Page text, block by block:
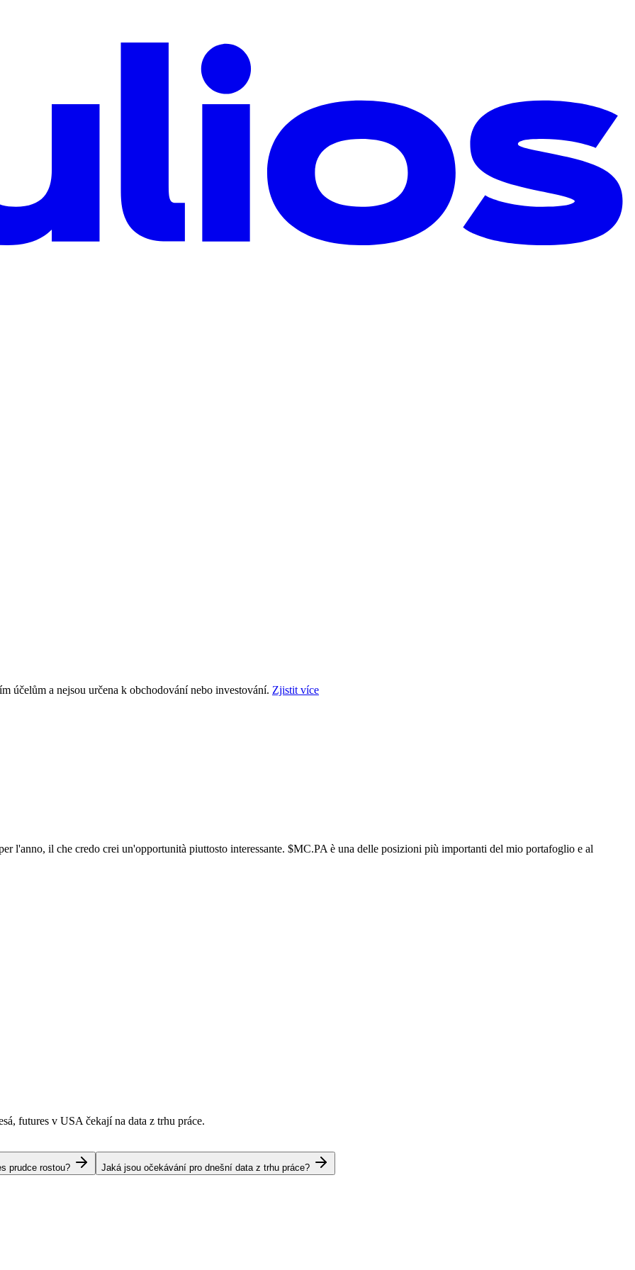
účelům a nejsou určena k obchodování nebo investování. Zjistit více
l'anno, il che credo crei un'opportunità piuttosto interessante. $MC.PA è una delle posizioni più importanti del mio portafoglio e al
futures v USA čekají na data z trhu práce.
prudce rostou? Jaká jsou očekávání pro dnešní data z trhu práce?